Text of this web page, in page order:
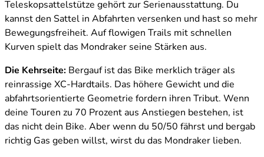
Teleskopsattelstütze gehört zur Serienausstattung. Du
kannst den Sattel in Abfahrten versenken und hast so mehr
Bewegungsfreiheit. Auf flowigen Trails mit schnellen
Kurven spielt das Mondraker seine Stärken aus.
Die Kehrseite: Bergauf ist das Bike merklich träger als
reinrassige XC-Hardtails. Das höhere Gewicht und die
abfahrtsorientierte Geometrie fordern ihren Tribut. Wenn
deine Touren zu 70 Prozent aus Anstiegen bestehen, ist
das nicht dein Bike. Aber wenn du 50/50 fährst und bergab
richtig Gas geben willst, wirst du das Mondraker lieben.